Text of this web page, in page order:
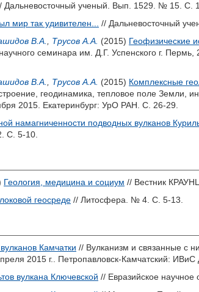
Дальневосточный ученый. Вып. 1529. № 15. С.
мир так удивителен...
// Дальневосточный
В.А. Трусов А.А. (2015) Геофизические
семинара им. Д.Г. Успенского г.
В.А. Трусов А.А. (2015) Комплексные
геодинамика, тепловое поле Земли,
2015. Екатеринбург: УрО РАН. С. 26-29.
намагниченности подводных вулканов
С. 5-10.
Геология, медицина и социум // Вестник
геосреде // Литосфера. № 4. С. 5-13.
Камчатки // Вулканизм и связанные с
2015 г.. Петропавловск-Камчатский:
вулкана Ключевской // Евразийское